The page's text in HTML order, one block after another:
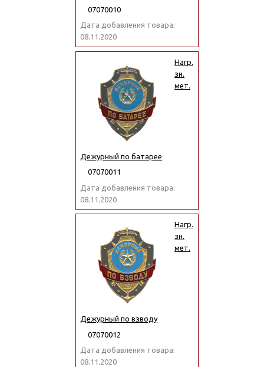
07070010
Дата добавления товара:
08.11.2020
Нагр.
зн.
мет.
Дежурный по батарее
07070011
Дата добавления товара:
08.11.2020
Нагр.
зн.
мет.
Дежурный по взводу
07070012
Дата добавления товара:
08.11.2020